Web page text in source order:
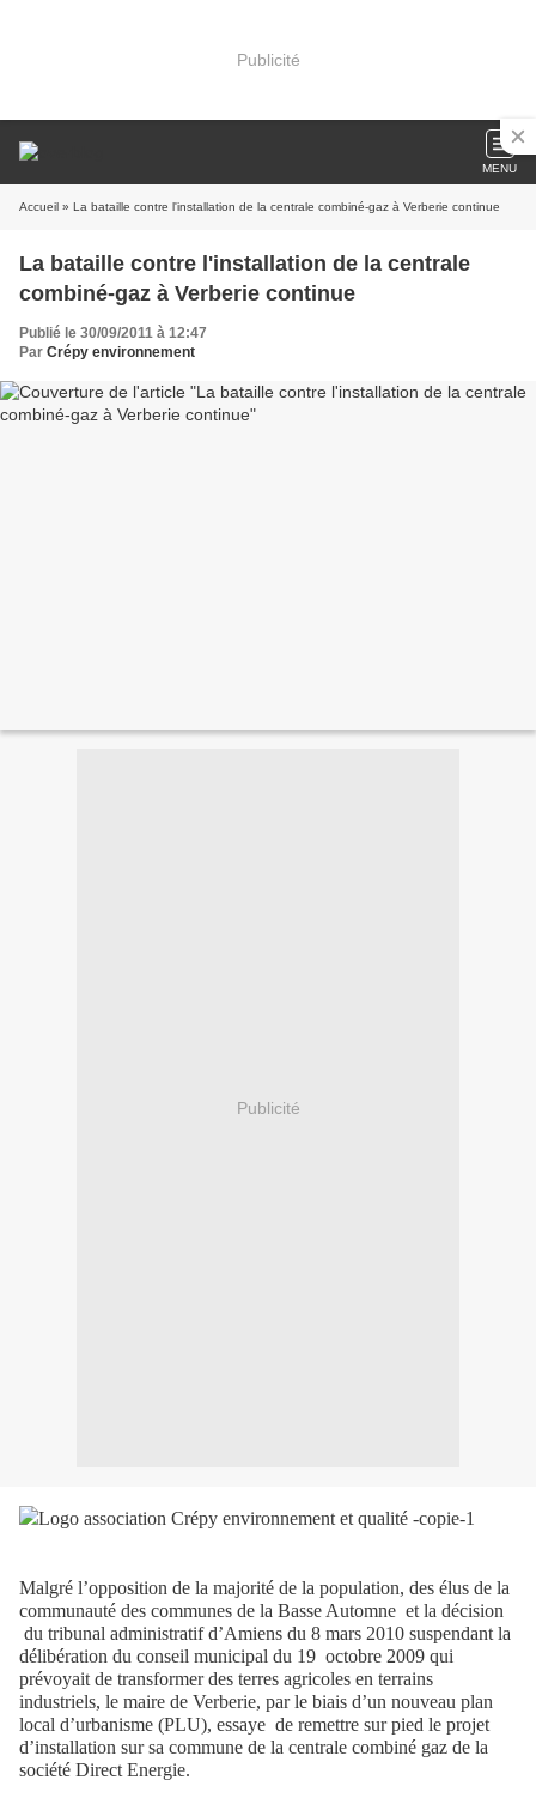
Publicité
MENU
Accueil » La bataille contre l'installation de la centrale combiné-gaz à Verberie continue
La bataille contre l'installation de la centrale
combiné-gaz à Verberie continue
Publié le 30/09/2011 à 12:47
Par Crépy environnement
Publicité
Malgré l’opposition de la majorité de la population, des élus de la
communauté des communes de la Basse Automne et la décision
du tribunal administratif d’Amiens du 8 mars 2010 suspendant la
délibération du conseil municipal du 19 octobre 2009 qui
prévoyait de transformer des terres agricoles en terrains
industriels, le maire de Verberie, par le biais d’un nouveau plan
local d’urbanisme (PLU), essaye de remettre sur pied le projet
d’installation sur sa commune de la centrale combiné gaz de la
société Direct Energie.